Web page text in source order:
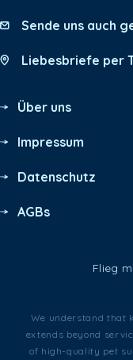
Sende uns auch
Liebesbriefe per
Über uns
Impressum
Datenschutz
AGBs
Flieg
We understand that
extends beyond
of high-quality pet